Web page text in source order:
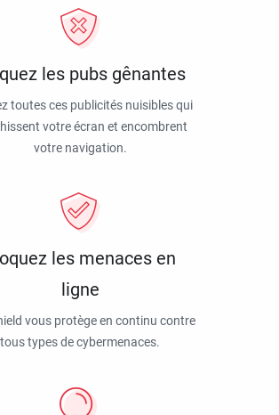
les pubs gênantes
toutes ces publicités nuisibles qui
votre écran et encombrent
votre navigation.
les menaces en
ligne
vous protège en continu contre
tous types de cybermenaces.